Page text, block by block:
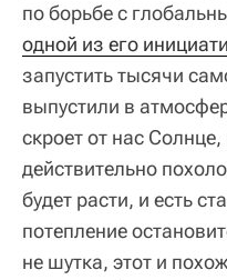
по борьбе с
одной из его
запустить тысячи
выпустили в
скроет от нас Солнце,
действительно
будет расти, и есть
потепление
не шутка, этот и